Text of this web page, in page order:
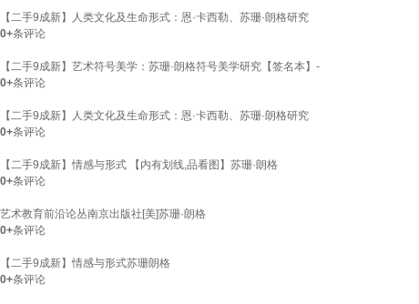
【二手9成新】人类文化及生命形式：恩·卡西勒、苏珊·朗格研究
0+条评论
【二手9成新】艺术符号美学：苏珊·朗格符号美学研究【签名本】-
0+条评论
【二手9成新】人类文化及生命形式：恩·卡西勒、苏珊·朗格研究
0+条评论
【二手9成新】情感与形式 【内有划线,品看图】苏珊·朗格
0+条评论
艺术教育前沿论丛南京出版社[美]苏珊·朗格
0+条评论
【二手9成新】情感与形式苏珊朗格
0+条评论